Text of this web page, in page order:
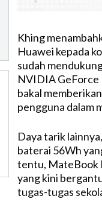
Khing
Huawei kepada
sudah
NVIDIA GeForce
bakal
pengguna dalam
Daya tarik
baterai 56Wh
tentu, MateBook
yang kini
tugas-tugas